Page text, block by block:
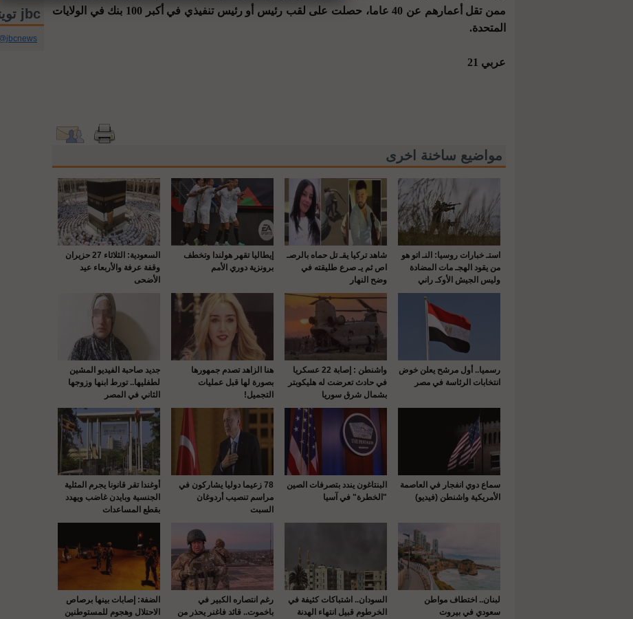
jbc تويتر
ممن تقل أعمارهم عن 40 عاما، حصلت على لقب رئيس أو رئيس تنفيذي في أكبر 100 بنك في الولايات
المتحدة.
عربي 21
مواضيع ساخنة اخرى
استـ خبارات روسيا: النـ اتو هو
من يقود الهجـ مات المضادة
وليس الجيش الأوكـ راني
شاهد تركيا يقـ تل حماه بالرصـ
اص ثم يـ صرع طليقته في
وضح النهار
إيطاليا تقهر هولندا وتخطف
برونزية دوري الأمم
السعودية: الثلاثاء 27 حزيران
وقفة عرفة والأربعاء عيد
الأضحى
رسميا.. أول مرشح يعلن خوض
انتخابات الرئاسة في مصر
واشنطن : إصابة 22 عسكريا
في حادث تعرضت له هليكوبتر
بشمال شرق سوريا
هنا الزاهد تصدم جمهورها
بصورة لها قبل عمليات
التجميل!
جديد صاحبة الفيديو المشين
لطفليها.. تورط ابنها وزوجها
الثاني في المصر
سماع دوي انفجار في العاصمة
الأمريكية واشنطن (فيديو)
البنتاغون يندد بتصرفات الصين
"الخطرة" في آسيا
78 زعيما دوليا يشاركون في
مراسم تنصيب أردوغان
السبت
أوغندا تقر قانونا يجرم المثلية
الجنسية وبايدن غاضب ويهدد
بقطع المساعدات
لبنان.. اختطاف مواطن
سعودي في بيروت
السودان.. اشتباكات كثيفة في
الخرطوم قبيل انتهاء الهدنة
رغم انتصاره الكبير في
باخموت.. قائد فاغنر يحذر من
الضفة: إصابات بينها برصاص
الاحتلال وهجوم للمستوطنين